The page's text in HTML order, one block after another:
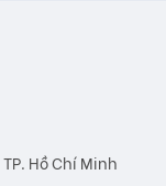
Hồ Chí Minh